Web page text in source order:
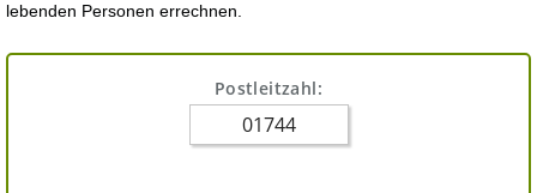
lebenden Personen errechnen.
Postleitzahl: